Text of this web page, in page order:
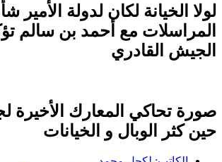
لولا الخيانة لكان لدولة
المراسلات مع أحمد بن سالم
الجيش القادري
صورة تحاكي المعارك الأخيرة
حين كثر الوبال و الخيانات